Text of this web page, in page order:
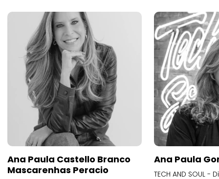
Ana Paula Castello Branco
Mascarenhas Peracio
Ana Paula
TECH AND SOUL